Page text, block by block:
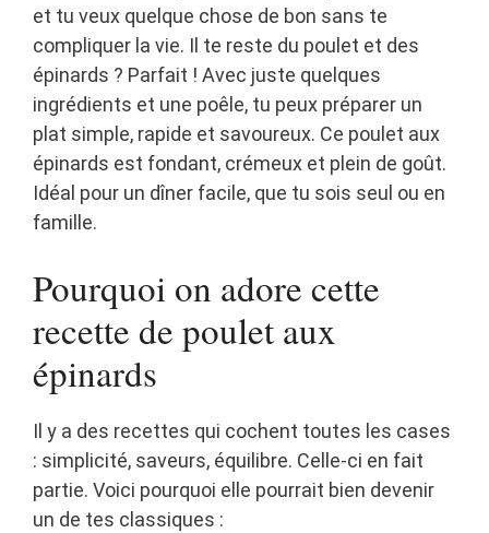
et tu veux quelque chose de bon sans te
compliquer la vie. Il te reste du poulet et des
épinards ? Parfait ! Avec juste quelques
ingrédients et une poêle, tu peux préparer un
plat simple, rapide et savoureux. Ce poulet aux
épinards est fondant, crémeux et plein de goût.
Idéal pour un dîner facile, que tu sois seul ou en
famille.
Pourquoi on adore cette
recette de poulet aux
épinards
Il y a des recettes qui cochent toutes les cases
: simplicité, saveurs, équilibre. Celle-ci en fait
partie. Voici pourquoi elle pourrait bien devenir
un de tes classiques :